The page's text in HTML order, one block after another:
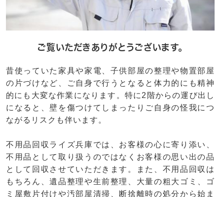
ご覧いただきありがとうございます。
昔使っていた家具や家電、子供部屋の整理や物置部屋
の片づけなど、ご自身で行うとなると体力的にも精神
的にも大変な作業になります。特に2階からの運び出し
になると、壁を傷つけてしまったりご自身の怪我につ
ながるリスクも伴います。
不用品回収ライズ兵庫では、お客様の心に寄り添い、
不用品として取り扱うのではなくお客様の思い出の品
として回収させていただきます。また、不用品回収は
もちろん、遺品整理や生前整理、大量の粗大ゴミ、ゴ
ミ屋敷片付けや汚部屋清掃、断捨離時の処分から始ま